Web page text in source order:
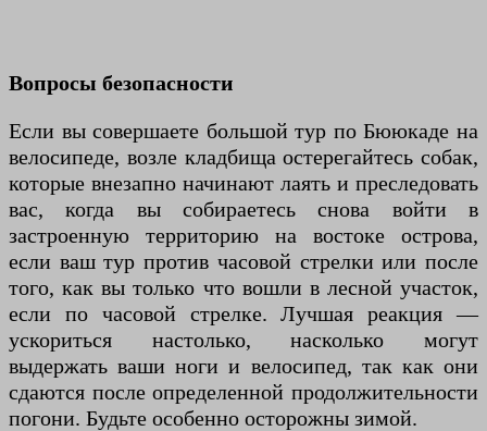
Вопросы безопасности
Если вы совершаете большой тур по Бююкаде на
велосипеде, возле кладбища остерегайтесь собак,
которые внезапно начинают лаять и преследовать
вас, когда вы собираетесь снова войти в
застроенную территорию на востоке острова,
если ваш тур против часовой стрелки или после
того, как вы только что вошли в лесной участок,
если по часовой стрелке. Лучшая реакция —
ускориться настолько, насколько могут
выдержать ваши ноги и велосипед, так как они
сдаются после определенной продолжительности
погони. Будьте особенно осторожны зимой.